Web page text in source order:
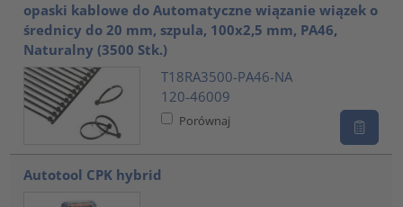
opaski kablowe do Automatyczne wiązanie wiązek o
średnicy do 20 mm, szpula, 100x2,5 mm, PA46,
Naturalny (3500 Stk.)
T18RA3500-PA46-NA
120-46009
Porównaj
Autotool CPK hybrid